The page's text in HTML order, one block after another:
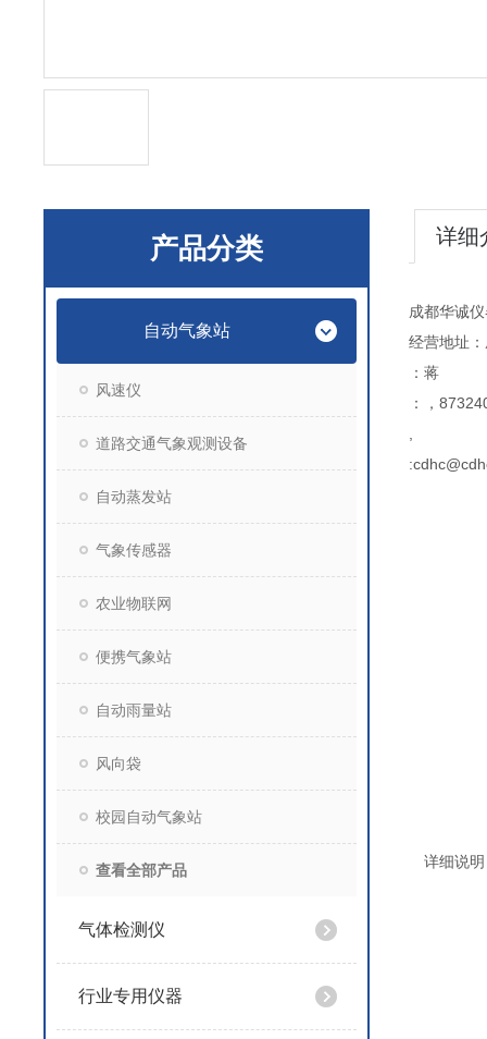
产品分类
自动气象站
风速仪
道路交通气象观测设备
自动蒸发站
气象传感器
农业物联网
便携气象站
自动雨量站
风向袋
校园自动气象站
查看全部产品
气体检测仪
行业专用仪器
详细
成都华诚
经营地址
：蒋
：，
详细说